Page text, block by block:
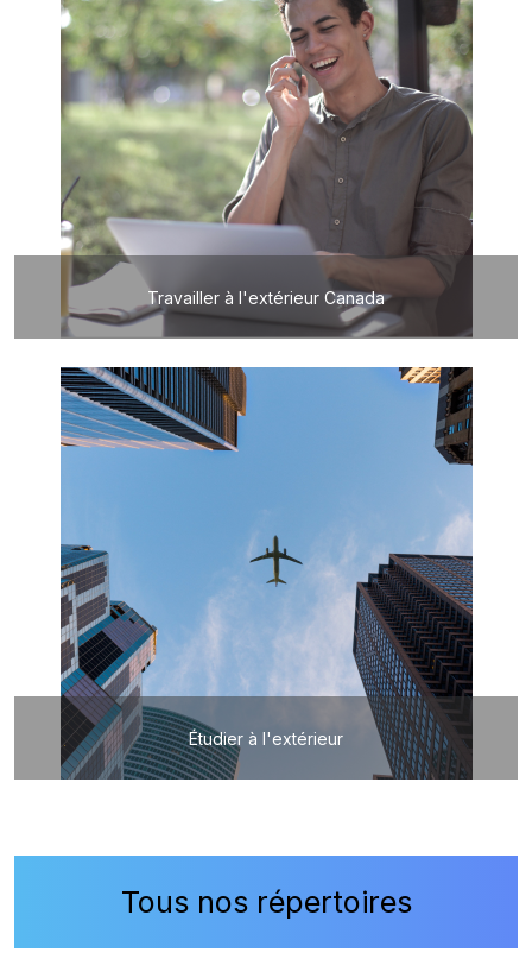
Travailler à l'extérieur Canada
Étudier à l'extérieur
Tous nos répertoires